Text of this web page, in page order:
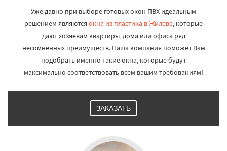
Уже давно при выборе готовых окон ПВХ идеальным
решением являются окна из пластика в Жилеве, которые
дают хозяевам квартиры, дома или офиса ряд
несомненных преимуществ. Наша компания поможет Вам
подобрать именно такие окна, которые будут
максимально соответствовать всем вашим требованиям!
ЗАКАЗАТЬ